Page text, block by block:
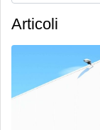
Articoli